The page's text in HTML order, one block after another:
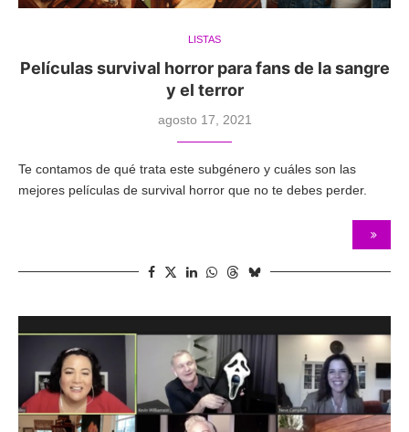
LISTAS
Películas survival horror para fans de la sangre
y el terror
agosto 17, 2021
Te contamos de qué trata este subgénero y cuáles son las
mejores películas de survival horror que no te debes perder.